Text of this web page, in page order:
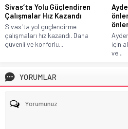
Sivas’ta Yolu Güçlendiren
Çalışmalar Hız Kazandı
Sivas'ta yol güçlendirme
çalışmaları hız kazandı. Daha
güvenli ve konforlu...
için
ve...
YORUMLAR